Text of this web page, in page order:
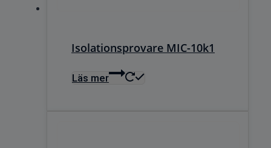
Isolationsprovare MIC-10k1
Läs mer